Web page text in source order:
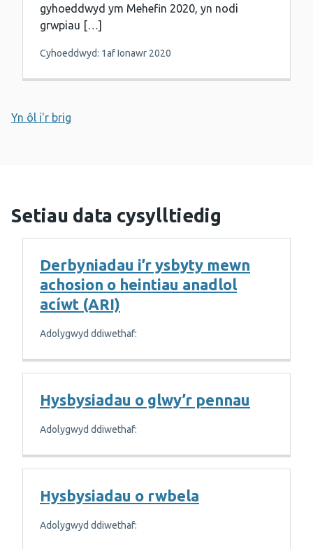
gyhoeddwyd ym Mehefin 2020, yn nodi
grwpiau […]
Cyhoeddwyd: 1af Ionawr 2020
Yn ôl i'r brig
Setiau data cysylltiedig
Derbyniadau i’r ysbyty mewn
achosion o heintiau anadlol
acíwt (ARI)
Adolygwyd ddiwethaf:
Hysbysiadau o glwy’r pennau
Adolygwyd ddiwethaf:
Hysbysiadau o rwbela
Adolygwyd ddiwethaf: